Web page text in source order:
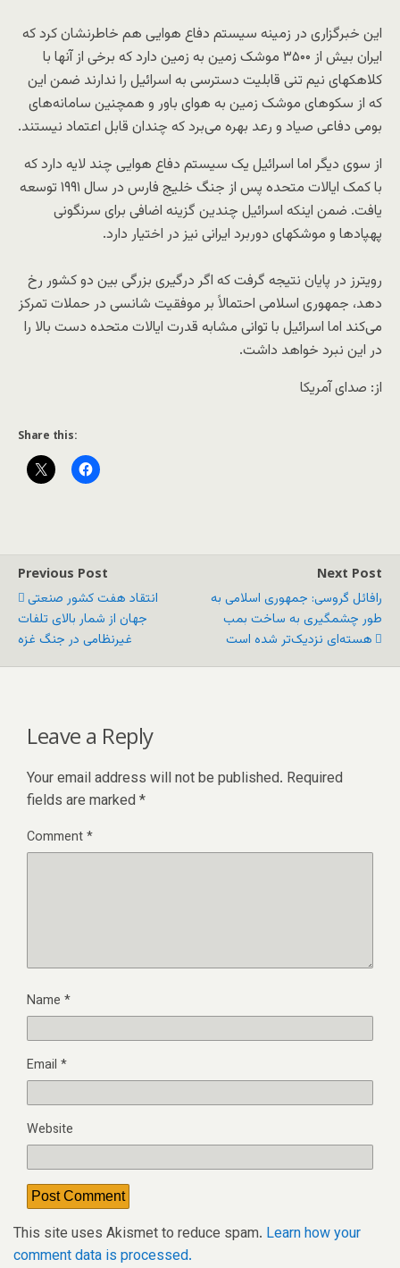
این خبرگزاری در زمینه سیستم دفاع هوایی هم خاطرنشان کرد که
ایران بیش از ۳۵۰۰ موشک زمین به زمین دارد که برخی از آنها با
کلاهکهای نیم تنی قابلیت دسترسی به اسرائیل را ندارند ضمن این
که از سکوهای موشک زمین به هوای باور و همچنین سامانه‌های
بومی دفاعی صیاد و رعد بهره می‌برد که چندان قابل اعتماد نیستند.
از سوی دیگر اما اسرائیل یک سیستم دفاع هوایی چند لایه دارد که
با کمک ایالات متحده پس از جنگ خلیج فارس در سال ۱۹۹۱ توسعه
یافت. ضمن اینکه اسرائیل چندین گزینه اضافی برای سرنگونی
پهپادها و موشکهای دوربرد ایرانی نیز در اختیار دارد.
رویترز در پایان نتیجه گرفت که اگر درگیری بزرگی بین دو کشور رخ
دهد، جمهوری اسلامی احتمالاً بر موفقیت شانسی در حملات تمرکز
می‌کند اما اسرائیل با توانی مشابه قدرت ایالات متحده دست بالا را
در این نبرد خواهد داشت.
از: صدای آمریکا
Share this:
Previous Post
انتقاد هفت کشور صنعتی
جهان از شمار بالای تلفات
غیرنظامی در جنگ غزه
Next Post
رافائل گروسی: جمهوری اسلامی به
طور چشمگیری به ساخت بمب
هسته‌ای نزدیک‌تر شده است
Leave a Reply
Your email address will not be published. Required
fields are marked *
Comment*
Name *
Email *
Website
This site uses Akismet to reduce spam. Learn how your
comment data is processed.